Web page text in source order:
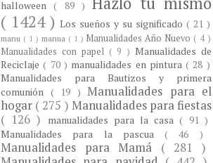
halloween( 89 )
( 1424 ) Los sueños y su significado ( 21 )
manu ( 1 ) manua ( 1 ) Manualidades Año Nuevo ( 4 )
Manualidades con papel ( 9 )Manualidades de
Reciclaje( 70 ) manualidades en pintura( 28 )
Manualidades para Bautizos y primera
comunión ( 19 ) Manualidades para el
hogar ( 275 ) Manualidades para fiestas
( 126 )
manualidades para la casa( 91 )
Manualidades para la pascua( 46 )
Manualidades para Mamá ( 281 )